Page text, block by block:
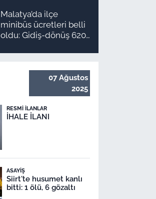
Malatya’da ilçe
minibüs ücretleri belli
oldu: Gidiş-dönüş 620
07 Ağustos
2025
RESMI İLANLAR
İHALE İLANI
ASAYIŞ
Siirt'te husumet kanlı
bitti: 1 ölü, 6 gözaltı